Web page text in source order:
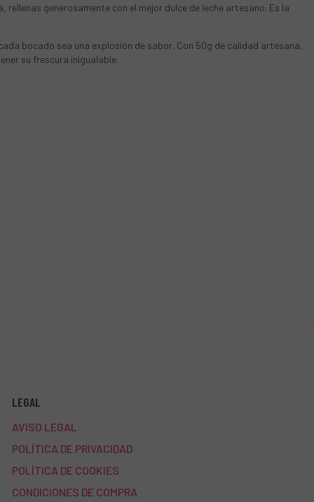
generosamente con el mejor dulce de leche artesano. Es la
bocado sea una explosión de sabor. Con 50g de calidad artesana,
su frescura inigualable.
LEGAL
AVISO LEGAL
POLÍTICA DE PRIVACIDAD
POLÍTICA DE COOKIES
CONDICIONES DE COMPRA